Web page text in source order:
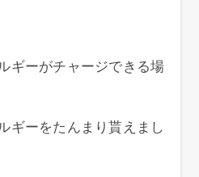
ギーがチャージできる場
ギーをたんまり貰えまし